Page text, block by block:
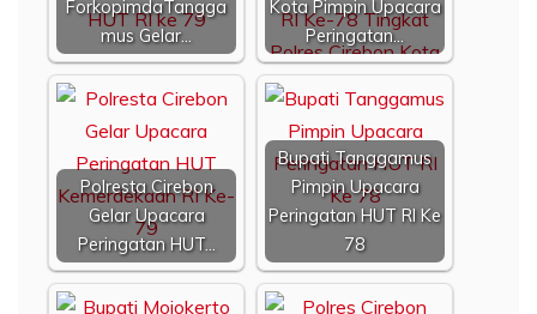
ForkopimdaTangga
mus Gelar…
Kota Pimpin Upacara
Peringatan…
Polresta Cirebon
Gelar Upacara
Peringatan HUT…
Bupati Tanggamus
Pimpin Upacara
Peringatan HUT RI Ke
78